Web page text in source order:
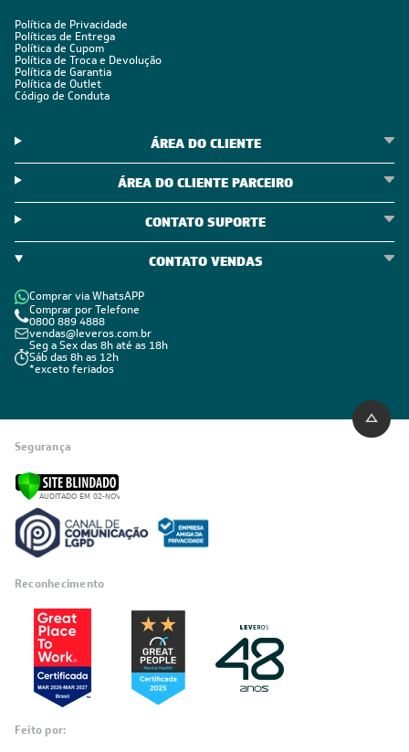
Política de Privacidade
Políticas de Entrega
Política de Cupom
Política de Troca e Devolução
Política de Garantia
Política de Outlet
Código de Conduta
ÁREA DO CLIENTE
ÁREA DO CLIENTE PARCEIRO
CONTATO SUPORTE
CONTATO VENDAS
Comprar via WhatsAPP
Comprar por Telefone
0800 889 4888
vendas@leveros.com.br
Seg a Sex das 8h até as 18h
Sáb das 8h as 12h
*exceto feriados
Segurança
Reconhecimento
Feito por: